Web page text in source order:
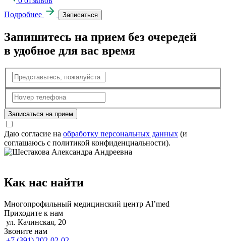
Подробнее
Записаться
Запишитесь на прием без очередей
в удобное для вас время
Записаться на прием
Даю согласие на обработку персональных данных (и
соглашаюсь с политикой конфиденциальности).
Как нас найти
Многопрофильный медицинский центр Al’med
Приходите к нам
ул. Качинская, 20
Звоните нам